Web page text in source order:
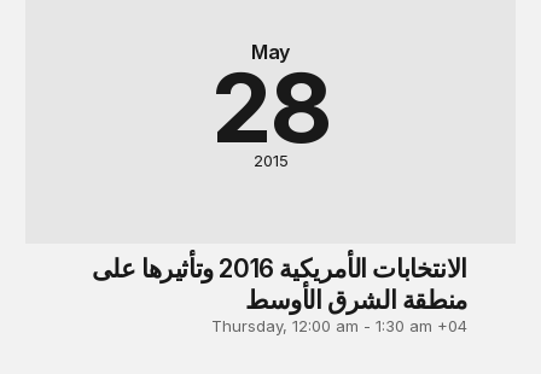
May
28
2015
الانتخابات الأمريكية 2016 وتأثيرها على
منطقة الشرق الأوسط
Thursday, 12:00 am - 1:30 am +04